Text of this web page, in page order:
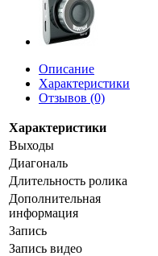
Описание
Характеристики
Отзывов (0)
Характеристики
Выходы
Диагональ
Длительность ролика
Дополнительная
информация
Запись
Запись видео